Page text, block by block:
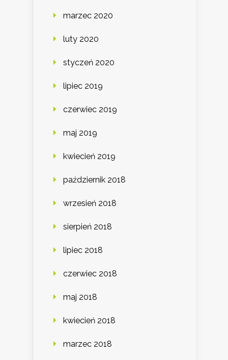
marzec 2020
luty 2020
styczeń 2020
lipiec 2019
czerwiec 2019
maj 2019
kwiecień 2019
październik 2018
wrzesień 2018
sierpień 2018
lipiec 2018
czerwiec 2018
maj 2018
kwiecień 2018
marzec 2018